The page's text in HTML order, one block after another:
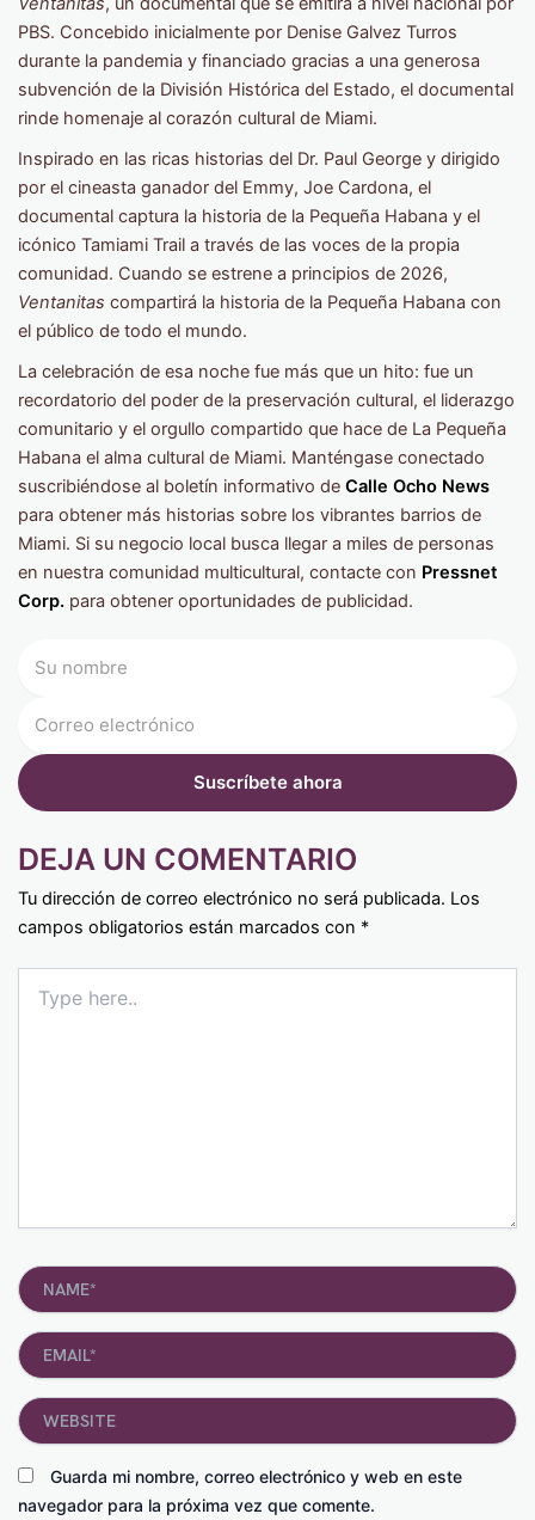
PBS. Concebido inicialmente por Denise Galvez Turros
durante la pandemia y financiado gracias a una generosa
subvención de la División Histórica del Estado, el documental
rinde homenaje al corazón cultural de Miami.
Inspirado en las ricas historias del Dr. Paul George y dirigido
por el cineasta ganador del Emmy, Joe Cardona, el
documental captura la historia de la Pequeña Habana y el
icónico Tamiami Trail a través de las voces de la propia
comunidad. Cuando se estrene a principios de 2026,
Ventanitas compartirá la historia de la Pequeña Habana con
el público de todo el mundo.
La celebración de esa noche fue más que un hito: fue un
recordatorio del poder de la preservación cultural, el liderazgo
comunitario y el orgullo compartido que hace de La Pequeña
Habana el alma cultural de Miami. Manténgase conectado
suscribiéndose al boletín informativo de Calle Ocho News
para obtener más historias sobre los vibrantes barrios de
Miami. Si su negocio local busca llegar a miles de personas
en nuestra comunidad multicultural, contacte con Pressnet
Corp. para obtener oportunidades de publicidad.
DEJA UN COMENTARIO
Tu dirección de correo electrónico no será publicada. Los
campos obligatorios están marcados con *
here..
Name*
Email*
Guarda mi nombre, correo electrónico y web en este
navegador para la próxima vez que comente.
Website